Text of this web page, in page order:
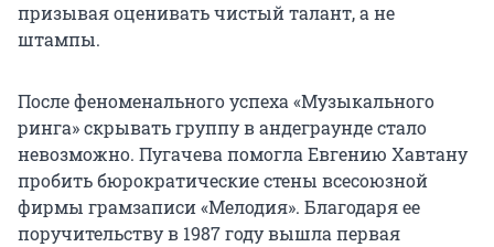
призывая оценивать чистый талант, а не
штампы.
После феноменального успеха «Музыкального
ринга» скрывать группу в андеграунде стало
невозможно. Пугачева помогла Евгению Хавтану
пробить бюрократические стены всесоюзной
фирмы грамзаписи «Мелодия». Благодаря ее
поручительству в 1987 году вышла первая